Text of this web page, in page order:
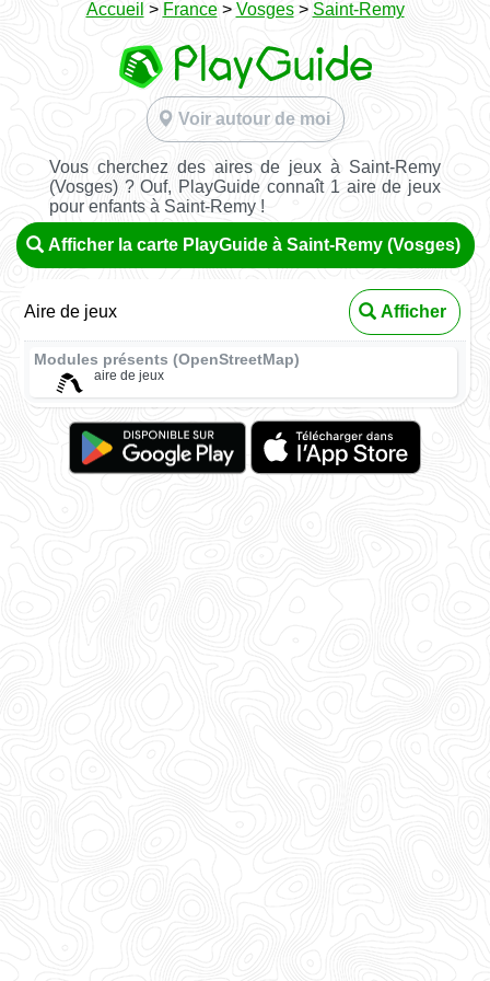
Accueil > France> Vosges> Saint-Remy
Voir autour de moi
Vous cherchez des aires de jeux à Saint-Remy
(Vosges) ? Ouf, PlayGuide connaît 1 aire de jeux
pour enfants à Saint-Remy !
Afficher la carte PlayGuide à Saint-Remy (Vosges)
Aire de jeux Afficher
Modules présents (OpenStreetMap)
aire de jeux